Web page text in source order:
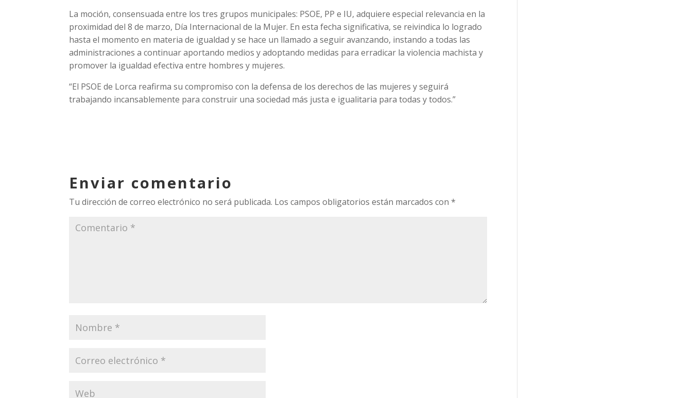
La moción, consensuada entre los tres grupos municipales: PSOE, PP e IU, adquiere especial relevancia en la
proximidad del 8 de marzo, Día Internacional de la Mujer. En esta fecha significativa, se reivindica lo logrado
hasta el momento en materia de igualdad y se hace un llamado a seguir avanzando, instando a todas las
administraciones a continuar aportando medios y adoptando medidas para erradicar la violencia machista y
promover la igualdad efectiva entre hombres y mujeres.
“El PSOE de Lorca reafirma su compromiso con la defensa de los derechos de las mujeres y seguirá
trabajando incansablemente para construir una sociedad más justa e igualitaria para todas y todos.”
Enviar comentario
Tu dirección de correo electrónico no será publicada. Los campos obligatorios están marcados con*